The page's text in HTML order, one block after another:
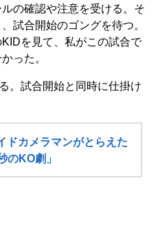
の確認や注意を受ける。そ
試合開始のゴングを待つ。
を見て、私がこの試合で
った。
。試合開始と同時に仕掛け
ドカメラマンがとらえた
のKO劇」